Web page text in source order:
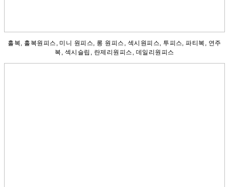
홀복, 홀복원피스, 미니 원피스, 롱 원피스, 섹시원피스, 투피스, 파티복, 연주
복, 섹시슬립, 란제리원피스, 데일리원피스